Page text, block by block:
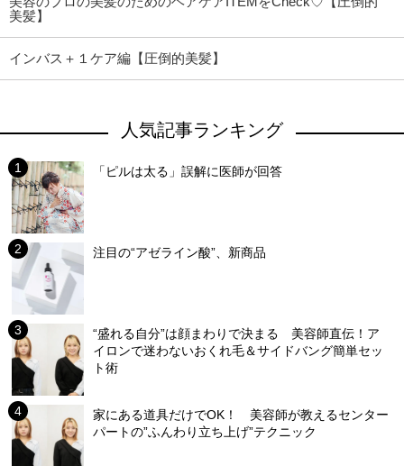
美髪】
インバス＋１ケア編【圧倒的美髪】
人気記事ランキング
「ピルは太る」誤解に医師が回答
注目の“アゼライン酸”、新商品
“盛れる自分”は顔まわりで決まる 美容師直伝！ア
イロンで迷わないおくれ毛＆サイドバング簡単セッ
ト術
家にある道具だけでOK！ 美容師が教えるセンター
パートの”ふんわり立ち上げ”テクニック